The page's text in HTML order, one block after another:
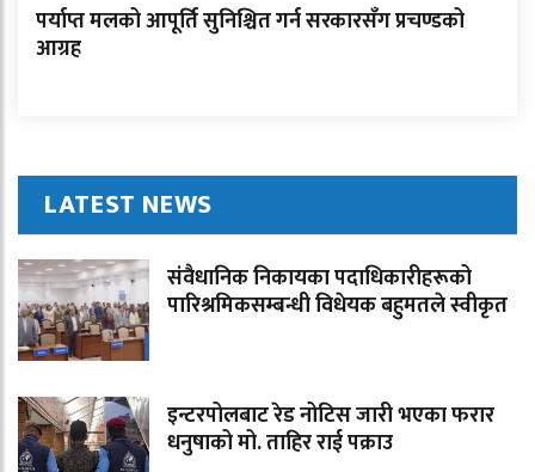
पर्याप्त मलको आपूर्ति सुनिश्चित गर्न सरकारसँग प्रचण्डको
आग्रह
LATEST NEWS
संवैधानिक निकायका पदाधिकारीहरूको
पारिश्रमिकसम्बन्धी विधेयक बहुमतले स्वीकृत
इन्टरपोलबाट रेड नोटिस जारी भएका फरार
धनुषाको मो. ताहिर राई पक्राउ